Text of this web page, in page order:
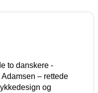
to danskere -
– rettede
og